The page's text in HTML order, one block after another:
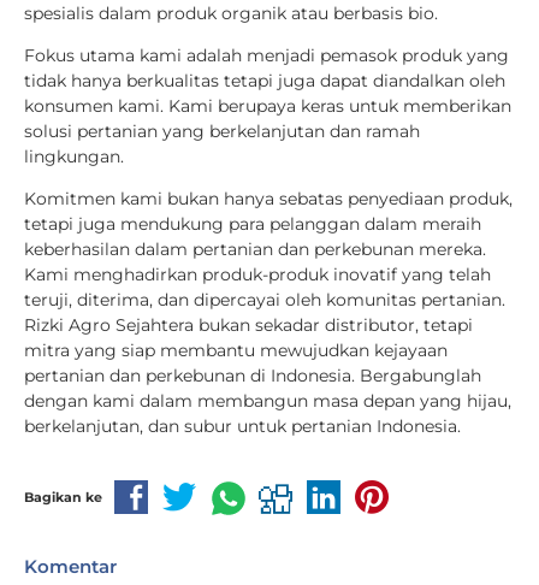
spesialis dalam produk organik atau berbasis bio.
Fokus utama kami adalah menjadi pemasok produk yang
tidak hanya berkualitas tetapi juga dapat diandalkan oleh
konsumen kami. Kami berupaya keras untuk memberikan
solusi pertanian yang berkelanjutan dan ramah
lingkungan.
Komitmen kami bukan hanya sebatas penyediaan produk,
tetapi juga mendukung para pelanggan dalam meraih
keberhasilan dalam pertanian dan perkebunan mereka.
Kami menghadirkan produk-produk inovatif yang telah
teruji, diterima, dan dipercayai oleh komunitas pertanian.
Rizki Agro Sejahtera bukan sekadar distributor, tetapi
mitra yang siap membantu mewujudkan kejayaan
pertanian dan perkebunan di Indonesia. Bergabunglah
dengan kami dalam membangun masa depan yang hijau,
berkelanjutan, dan subur untuk pertanian Indonesia.
Bagikan ke
Komentar